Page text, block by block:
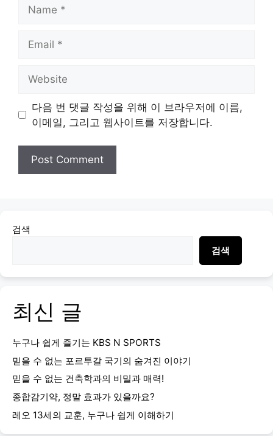
다음 번 댓글 작성을 위해 이 브라우저에 이름,
이메일, 그리고 웹사이트를 저장합니다.
검색
검색
최신 글
누구나 쉽게 즐기는 KBS N SPORTS
믿을 수 없는 포르투갈 국기의 숨겨진 이야기
믿을 수 없는 건축학과의 비밀과 매력!
종합감기약, 정말 효과가 있을까요?
레오 13세의 교훈, 누구나 쉽게 이해하기